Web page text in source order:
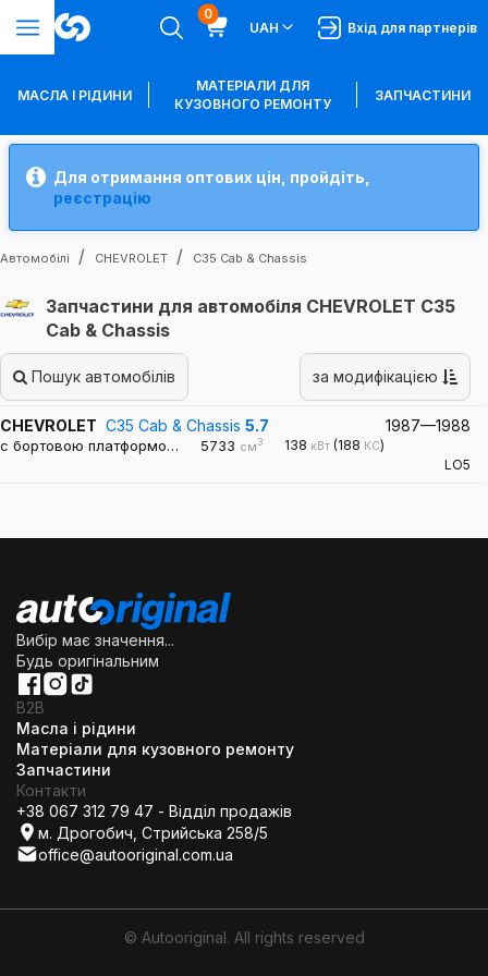
0
UAH
Вхід для партнерів
МАСЛА І РІДИНИ
МАТЕРІАЛИ ДЛЯ
КУЗОВНОГО РЕМОНТУ
ЗАПЧАСТИНИ
Для отримання оптових цін, пройдіть,
реєстрацію
Автомобілі CHEVROLET C35 Cab & Chassis
Запчастини для автомобіля CHEVROLET C35
Cab & Chassis
Пошук автомобілів за модифікацією
CHEVROLET C35 Cab & Chassis 5.7 1987—1988
c бортовою платформо… 5733 см3 138 кВт (188 КС)
LO5
Вибір має значення...
Будь оригінальним
B2B
Масла і рідини
Матеріали для кузовного ремонту
Запчастини
Контакти
+38 067 312 79 47 - Відділ продажів
м. Дрогобич, Стрийська 258/5
office@autooriginal.com.ua
© Autooriginal. All rights reserved